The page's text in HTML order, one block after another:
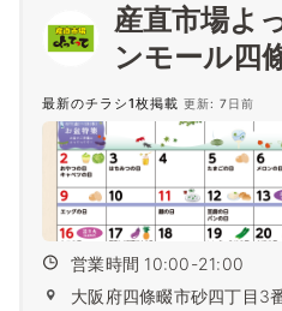
産直市場よ
ンモール四
最新のチラシ1枚掲載 更新: 7日前
営業時間 10:00-21:00
大阪府四條畷市砂四丁目